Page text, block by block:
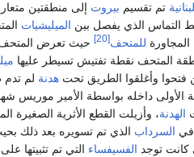
تم تقسيم بيروت إلى منطقتين
خط التماس الذي يفصل بين الميليشيات
للمتحف[20] حيث تعرض
المتحف نقطة تفتيش تسيطر عليها
فتحوا وأغلقوا الطريق تحت هدنة لم تدم
الأولى داخله بواسطة الأمير موريس
الهدنة، وأزيلت القطع الأثرية الصغيرة
في السرداب الذي تم تسويره بعد ذلك
كانت توجد الفسيفساء التي تم تثبيتها